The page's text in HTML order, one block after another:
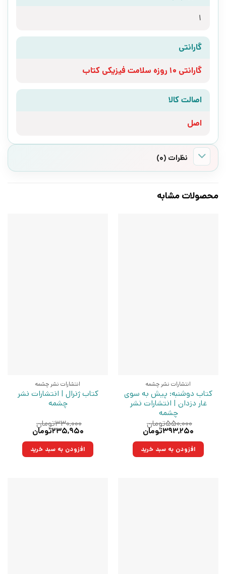
1
گارانتی
گارانتی 10 روزه سلامت فیزیکی کتاب
اصالت کالا
اصل
نظرات (0)
محصولات مشابه
انتشارات نشر چشمه
کتاب دوشنبه: پیش به سوی
غار دزدان | انتشارات نشر
چشمه
۵۵۰,۰۰۰تومان
قیمت
۵۵۰,۰۰۰تومان
بود.
۳۹۳,۲۵۰تومان
۳۹۳,۲۵۰تومان.افزودن به سبد خرید
انتشارات نشر چشمه
کتاب ژنرال | انتشارات نشر
چشمه
۳۳۰,۰۰۰تومان
قیمت
۳۳۰,۰۰۰تومان
بود.
۲۳۵,۹۵۰تومان
۲۳۵,۹۵۰تومان.افزودن به سبد خرید